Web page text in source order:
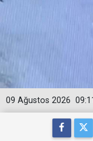
09 Ağustos 2026